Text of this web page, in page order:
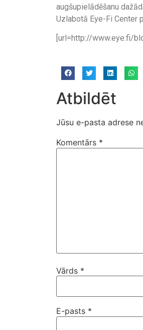
augšupielādēšanu
Uzlabotā Eye-Fi Center
[url=http://www.eye.fi/
Atbildēt
Jūsu e-pasta adrese
Komentārs *
Vārds *
E-pasts *